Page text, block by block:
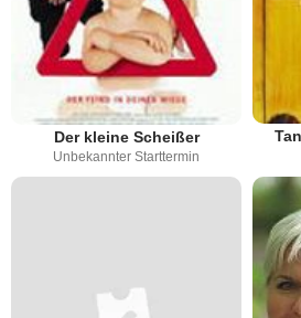
Der kleine Scheißer
Unbekannter Starttermin